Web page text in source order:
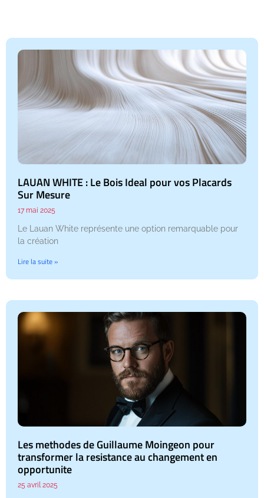
LAUAN WHITE : Le Bois Ideal pour vos Placards
Sur Mesure
17 mai 2025
Le Lauan White représente une option remarquable pour
la création
Lire la suite »
Les methodes de Guillaume Moingeon pour
transformer la resistance au changement en
opportunite
25 avril 2025